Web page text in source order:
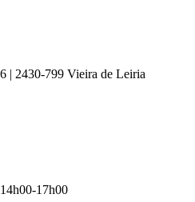
| 2430-799 Vieira de Leiria
17h00